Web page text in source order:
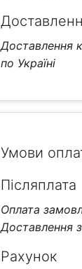
Доставлення
по Україні
Умови
Післяплата
Оплата
Доставлення
Рахунок